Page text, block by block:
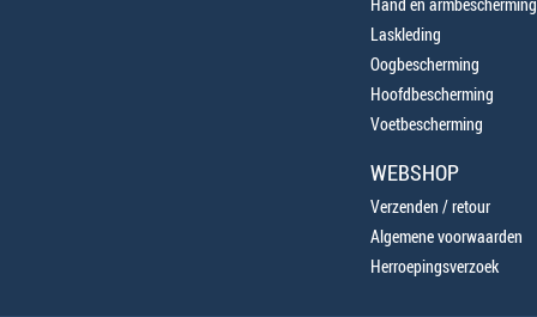
Laskleding
Oogbescherming
Hoofdbescherming
Voetbescherming
WEBSHOP
Verzenden / retour
Algemene voorwaarden
Herroepingsverzoek